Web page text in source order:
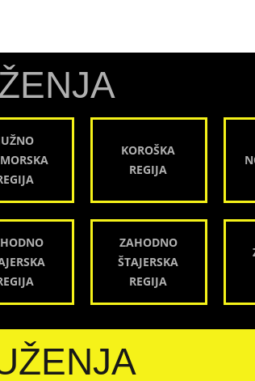
KOROŠKA
REGIJA
ZAHODNO
ŠTAJERSKA
REGIJA